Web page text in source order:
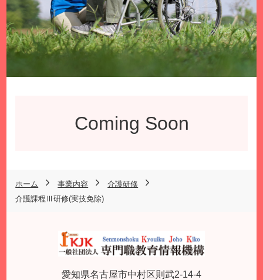
Coming Soon
ホーム 事業内容
介護研修
介護課程Ⅲ研修(実技免除)
愛知県名古屋市中村区則武2-14-4